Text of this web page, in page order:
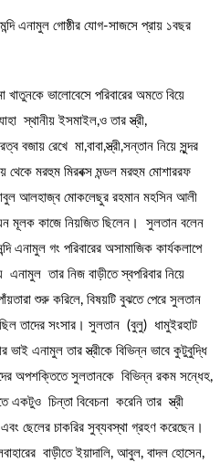
এনামুল গোষ্ঠীর যোগ-সাজসে প্রায় ১বছর
ভালোবেসে পরিবারের অমতে বিয়ে
স্থানীয় ইসমাইল,ও তার স্ত্রী,
রেখে মা,বাবা,স্ত্রী,সন্তান নিয়ে সুন্দর
মরহুম মিরবক্স মন্ডল মরহুম মোশাররফ
আলহাজ্ব মোকলেছুর রহমান মহসিন আলী
মূলক কাজে নিয়জিত ছিলেন। সুলতান বলেন
এনামুল গং পরিবারের অসামাজিক কার্যকলাপে
তার নিজ বাড়ীতে স্বপরিবার নিয়ে
শুরু করিলে, বিষয়টি বুঝতে পেরে সুলতান
তাদের সংসার। সুলতান (বুলু) ধামুইরহাট
এনামুল তার স্ত্রীকে বিভিন্ন ভাবে কুটুবুদ্ধি
অপশক্তিতে সুলতানকে বিভিন্ন রকম সন্ধেহ,
একটুও চিন্তা বিবেচনা করেনি তার স্ত্রী
ছেলের চাকরির সুব্যবস্থা গ্রহণ করেছেন।
বাড়ীতে ইয়াদালি, আবুল, বাদল হোসেন,